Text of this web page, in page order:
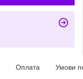
Оплата Умови